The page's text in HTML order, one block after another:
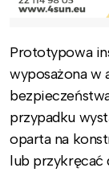
Prototypowa
wyposażona w
przypadku
oparta na
lub przykręcać